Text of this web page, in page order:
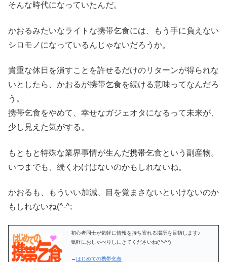
そんな時代になっていたんだ。
かおるみたいなライトな携帯乞食には、もう手に負えない
シロモノになっているんじゃないだろうか。
貴重な休日を潰すことを許せるだけのリターンが得られな
いとしたら、かおるが携帯乞食を続ける意味ってなんだろ
う。
携帯乞食をやめて、幸せなガジェオタになるって未来が、
少し見えた気がする。
もともと特殊な業界事情が生んだ携帯乞食という副産物。
いつまでも、続くわけはないのかもしれないね。
かおるも、もういい加減、目を覚まさないといけないのか
もしれないね(^-^;
初心者同士が気軽に情報を持ち寄れる場所を目指します♪
気軽におしゃべりしにきてくださいね(*^-^*)
→はじめての携帯乞食